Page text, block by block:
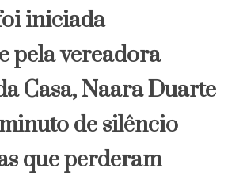
iniciada
pela vereadora
Casa, Naara Duarte
de silêncio
que perderam